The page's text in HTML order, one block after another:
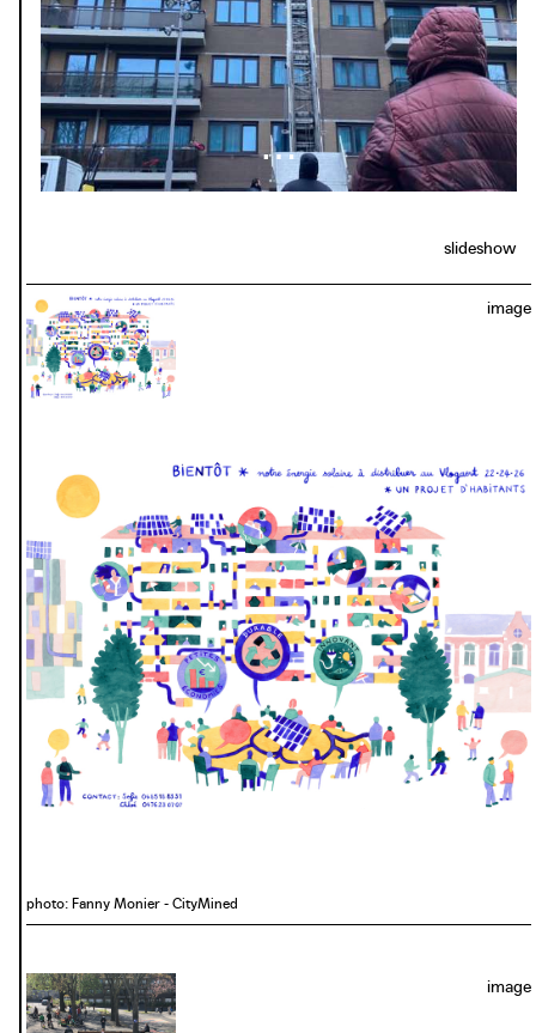
différents niveaux ? L’ASBL y parvient en organisant des
mini réunions, des ateliers ou en réalisant un podcast avec
les résidents. Ces derniers participent ainsi au processus
le plus étroitement possible. Ils ont par exemple leur mot
à dire sur la distribution de l’énergie produite.
SunGilles/Vlogaert fait partie de la future communauté
énergétique du quartier Midi, Pilone, sur laquelle
slideshow
image
photo: Fanny Monier - CityMined
image